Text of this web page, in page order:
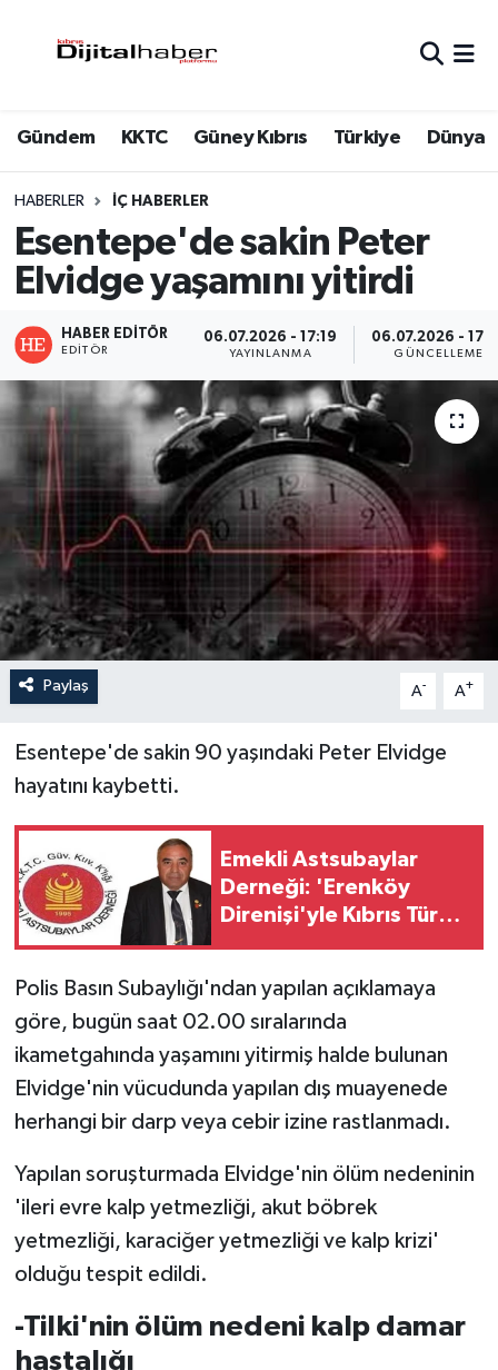
Gündem KKTC Güney Kıbrıs Türkiye Dünya
HABERLER İÇ HABERLER
Esentepe'de sakin Peter
Elvidge yaşamını yitirdi
HABER EDITÖR
EDITÖR
06.07.2026 - 17:19
YAYINLANMA
06.07.2026 -
GÜNCELLEME
Paylaş A- A+
Esentepe'de sakin 90 yaşındaki Peter Elvidge
hayatını kaybetti.
Emekli Astsubaylar
Derneği: 'Erenköy
Direnişi'yle Kıbrıs Türk
dünyaya ilan etti'
Polis Basın Subaylığı'ndan yapılan açıklamaya
göre, bugün saat 02.00 sıralarında
ikametgahında yaşamını yitirmiş halde bulunan
Elvidge'nin vücudunda yapılan dış muayenede
herhangi bir darp veya cebir izine rastlanmadı.
Yapılan soruşturmada Elvidge'nin ölüm nedeninin
'ileri evre kalp yetmezliği, akut böbrek
yetmezliği, karaciğer yetmezliği ve kalp krizi'
olduğu tespit edildi.
-Tilki'nin ölüm nedeni kalp damar
hastalığı
Trafik Durumu
Süper Lig Puan Durumu ve Fikstür
Tüm Manşetler